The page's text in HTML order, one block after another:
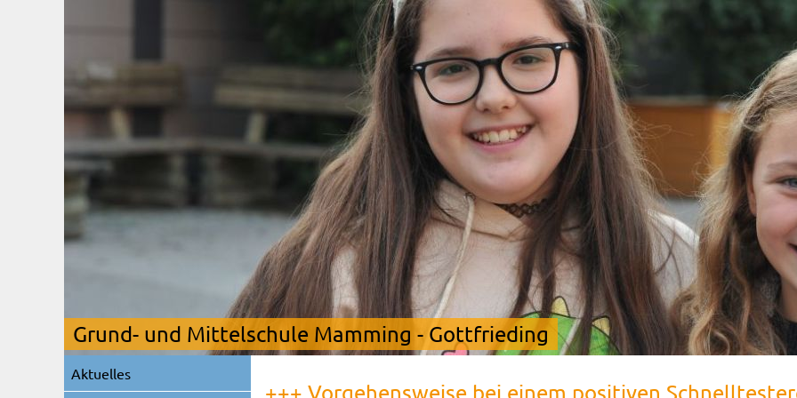
Grund- und Mittelschule Mamming - Gottfrieding
+++ Vorgehensweise bei einem positiven
Navigation
überspringen
Aktuelles